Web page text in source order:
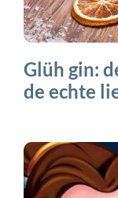
Glüh gin:
de echte